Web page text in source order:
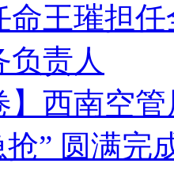
命王璀担
负责人
】西南空
抢” 圆满完